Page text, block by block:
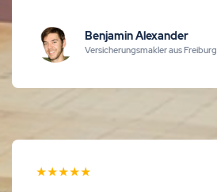
Benjamin Alexander
Versicherungsmakler aus Freiburg
★★★★★